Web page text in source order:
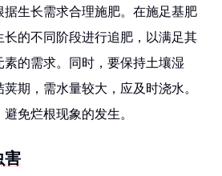
生长需求合理施肥。在施足基肥
长的不同阶段进行追肥，以满足其
的需求。同时，要保持土壤湿
期，需水量较大，应及时浇水。
免烂根现象的发生。
害